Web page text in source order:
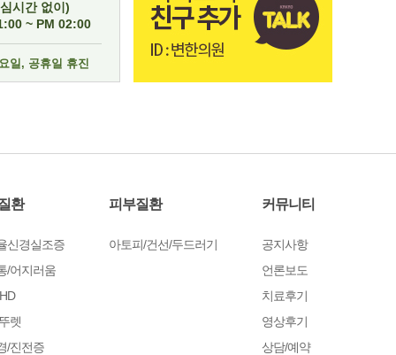
시간 없이)
~ PM 02:00
일, 공휴일 휴진
환
신경실조증
/어지러움
렛
/진전증
피부질환
아토피/건선/두드러기
커뮤니티
공지사항
언론보도
치료후기
영상후기
상담/예약